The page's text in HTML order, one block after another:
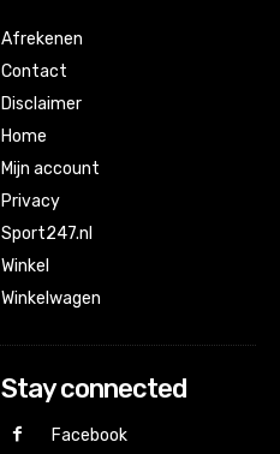
Afrekenen
Contact
Disclaimer
Home
Mijn account
Privacy
Sport247.nl
Winkel
Winkelwagen
Stay connected
Facebook